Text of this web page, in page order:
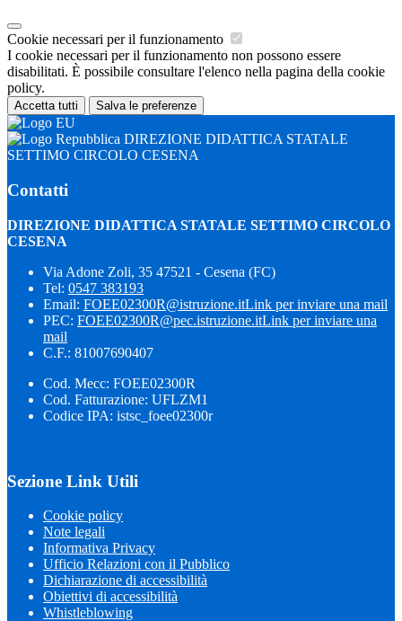
Cookie necessari per il funzionamento
I cookie necessari per il funzionamento non possono essere
disabilitati. È possibile consultare l'elenco nella pagina della cookie
policy.
Accetta tutti Salva le preferenze
DIREZIONE DIDATTICA STATALE
SETTIMO CIRCOLO CESENA
Contatti
DIREZIONE DIDATTICA STATALE SETTIMO CIRCOLO
CESENA
Via Adone Zoli, 35 47521 - Cesena (FC)
Tel: 0547 383193
Email: FOEE02300R@istruzione.itLink per inviare una mail
PEC: FOEE02300R@pec.istruzione.itLink per inviare una
mail
C.F.: 81007690407
Cod. Mecc: FOEE02300R
Cod. Fatturazione: UFLZM1
Codice IPA: istsc_foee02300r
Sezione Link Utili
Cookie policy
Note legali
Informativa Privacy
Ufficio Relazioni con il Pubblico
Dichiarazione di accessibilità
Obiettivi di accessibilità
Whistleblowing